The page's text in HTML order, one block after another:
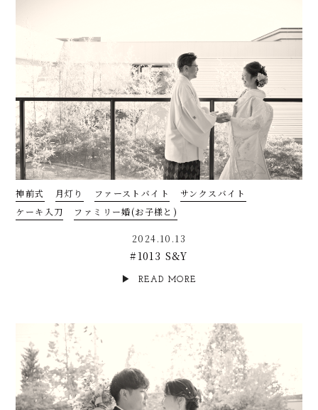
神前式 月灯り ファーストバイト
サンクスバイト
ケーキ入刀
ファミリー婚(お子様と)
2024.10.13
#1013 S&Y
READ MORE